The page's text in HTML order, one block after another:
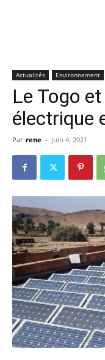
Actualités Environnement
Le Togo et
électrique
Par rene - juin 4, 2021